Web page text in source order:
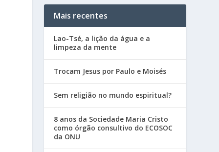
Mais recentes
Lao-Tsé, a lição da água e a
limpeza da mente
Trocam Jesus por Paulo e Moisés
Sem religião no mundo espiritual?
8 anos da Sociedade Maria Cristo
como órgão consultivo do ECOSOC
da ONU